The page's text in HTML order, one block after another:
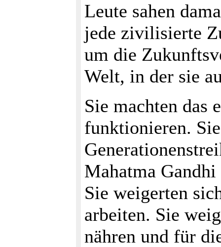
Leute sahen
jede zivilisierte
um die
Welt, in der sie
Sie machten das
funktionieren.
Mahatma
Sie weigerten
arbeiten. Sie
nähren und für